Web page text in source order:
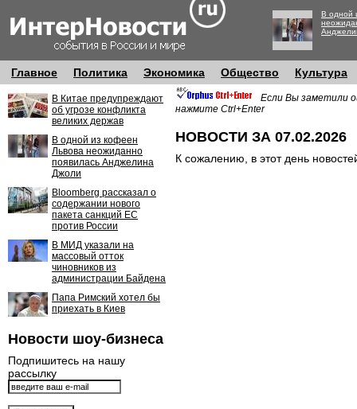
В одной
Главное Политика Экономика Общество Культура
В Китае предупреждают
об угрозе конфликта
великих держав
В одной из кофеен
Львова неожиданно
появилась Анджелина
Джоли
Bloomberg рассказал о
содержании нового
пакета санкций ЕС
против России
В МИД указали на
массовый отток
чиновников из
администрации Байдена
Папа Римский хотел бы
приехать в Киев
Новости шоу-бизнеса
Подпишитесь на нашу
рассылку
Если Вы заметили
нажмите Ctrl+Enter
НОВОСТИ ЗА 07.02.2026
К сожалению, в этот день